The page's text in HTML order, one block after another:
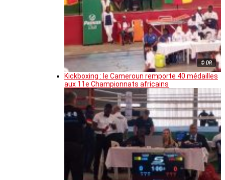
© DR
Kickboxing : le Cameroun remporte 40 médailles
aux 11e Championnats africains